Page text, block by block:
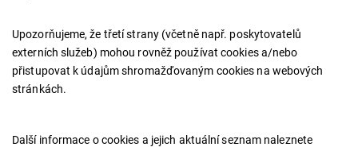
Upozorňujeme, že třetí strany (včetně např. poskytovatelů
externích služeb) mohou rovněž používat cookies a/nebo
přistupovat k údajům shromažďovaným cookies na webových
stránkách.
Další informace o cookies a jejich aktuální seznam naleznete